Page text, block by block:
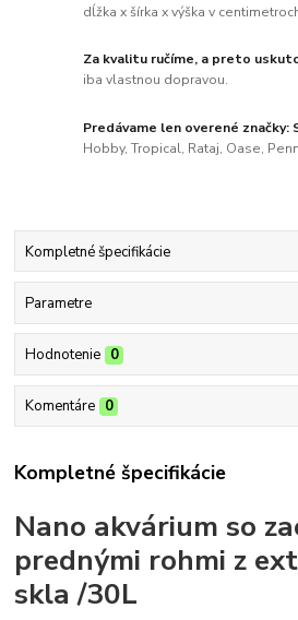
dĺžka x šírka x výška v
Za kvalitu ručíme, a preto
iba vlastnou dopravou.
Predávame len overené značky:
Hobby, Tropical, Rataj, Oase,
Kompletné špecifikácie
Parametre
Hodnotenie 0
Komentáre 0
Kompletné špecifikácie
Nano akvárium so
prednými rohmi z
skla /30L